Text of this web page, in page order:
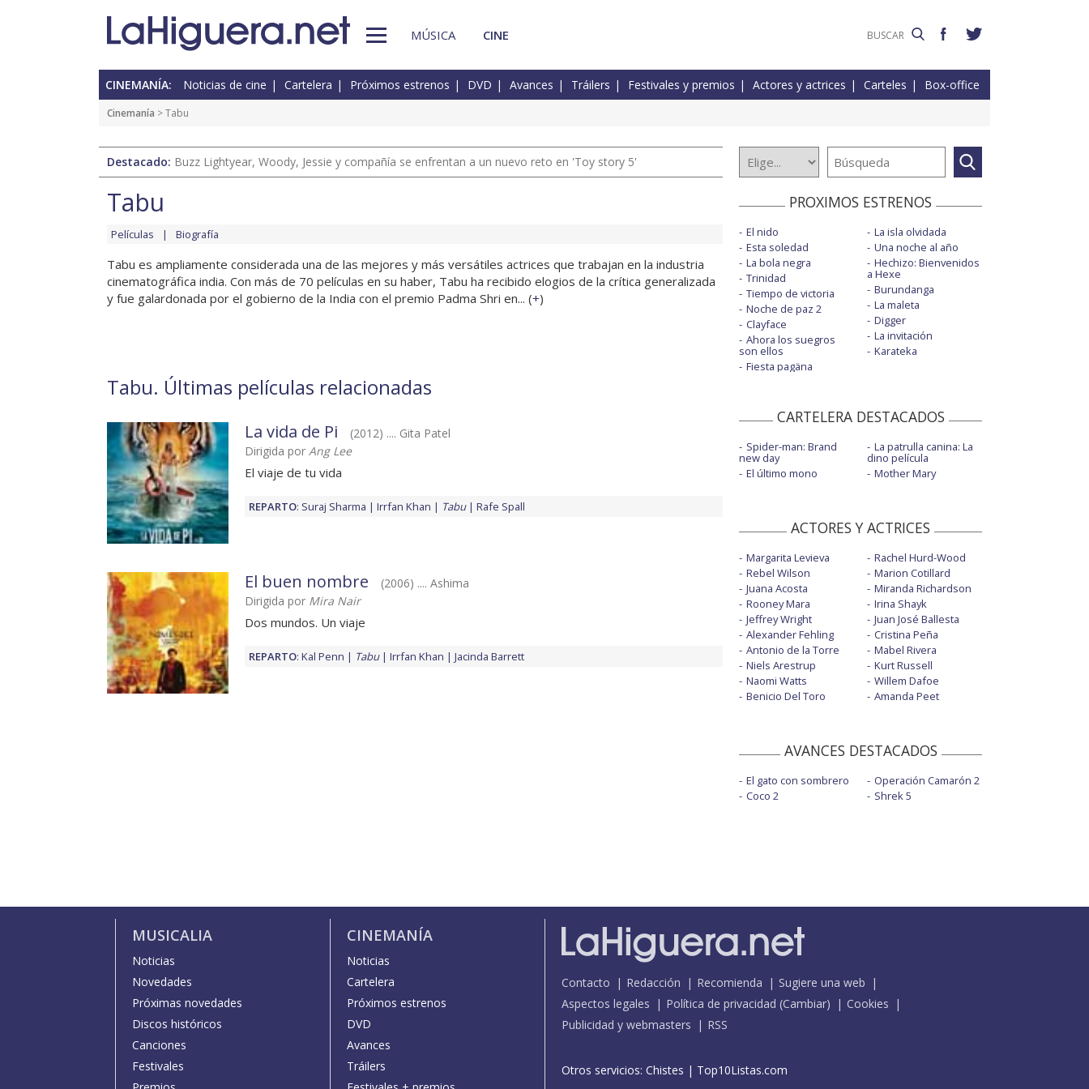
MÚSICA CINE
CINEMANÍA: Noticias de cine Cartelera Próximos estrenos DVD Avances Tráilers Festivales y premios Actores y actrices Carteles Box-office
Cinemanía > Tabu
Destacado: Buzz Lightyear, Woody, Jessie y compañía se enfrentan a un nuevo reto en 'Toy story 5'
Tabu
Películas Biografía
Tabu es ampliamente considerada una de las mejores y más versátiles actrices que trabajan en la industria
cinematográfica india. Con más de 70 películas en su haber, Tabu ha recibido elogios de la crítica generalizada
y fue galardonada por el gobierno de la India con el premio Padma Shri en... (+)
Tabu. Últimas películas relacionadas
La vida de Pi
(2012) .... Gita Patel
Dirigida por Ang Lee
El viaje de tu vida
REPARTO: Suraj Sharma Irrfan Khan Tabu Rafe Spall
El buen nombre
(2006) .... Ashima
Dirigida por Mira Nair
Dos mundos. Un viaje
REPARTO: Kal Penn Tabu Irrfan Khan Jacinda Barrett
PROXIMOS ESTRENOS
El nido
Esta soledad
La bola negra
Trinidad
Tiempo de victoria
Noche de paz 2
Clayface
Ahora los suegros
son ellos
Fiesta pagäna
La isla olvidada
Una noche al año
Hechizo: Bienvenidos
a Hexe
Burundanga
La maleta
Digger
La invitación
Karateka
CARTELERA DESTACADOS
Spider-man: Brand
new day
El último mono
La patrulla canina: La
dino película
Mother Mary
ACTORES Y ACTRICES
Margarita Levieva
Rebel Wilson
Juana Acosta
Rooney Mara
Jeffrey Wright
Alexander Fehling
Antonio de la Torre
Niels Arestrup
Naomi Watts
Benicio Del Toro
Rachel Hurd-Wood
Marion Cotillard
Miranda Richardson
Irina Shayk
Juan José Ballesta
Cristina Peña
Mabel Rivera
Kurt Russell
Willem Dafoe
Amanda Peet
AVANCES DESTACADOS
El gato con sombrero
Coco 2
Operación Camarón 2
Shrek 5
MUSICALIA
Noticias
Novedades
Próximas novedades
Discos históricos
Canciones
Festivales
CINEMANÍA
Noticias
Cartelera
Próximos estrenos
DVD
Avances
Tráilers
Contacto Redacción Recomienda
Sugiere una web
Aspectos legales
Política de privacidad (Cambiar)
Cookies
Publicidad y webmasters
RSS
Otros servicios: Chistes | Top10Listas.com